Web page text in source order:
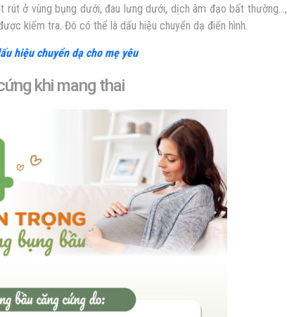
ở vùng bụng dưới, đau lưng dưới, dịch âm đạo bất thường…,
kiểm tra. Đó có thể là dấu hiệu chuyển dạ điển hình.
hiệu chuyển dạ cho mẹ yêu
khi mang thai